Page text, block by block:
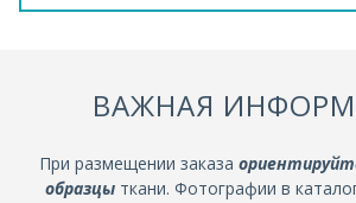
ВАЖНАЯ
При размещении заказа
образцыткани. Фотографии в